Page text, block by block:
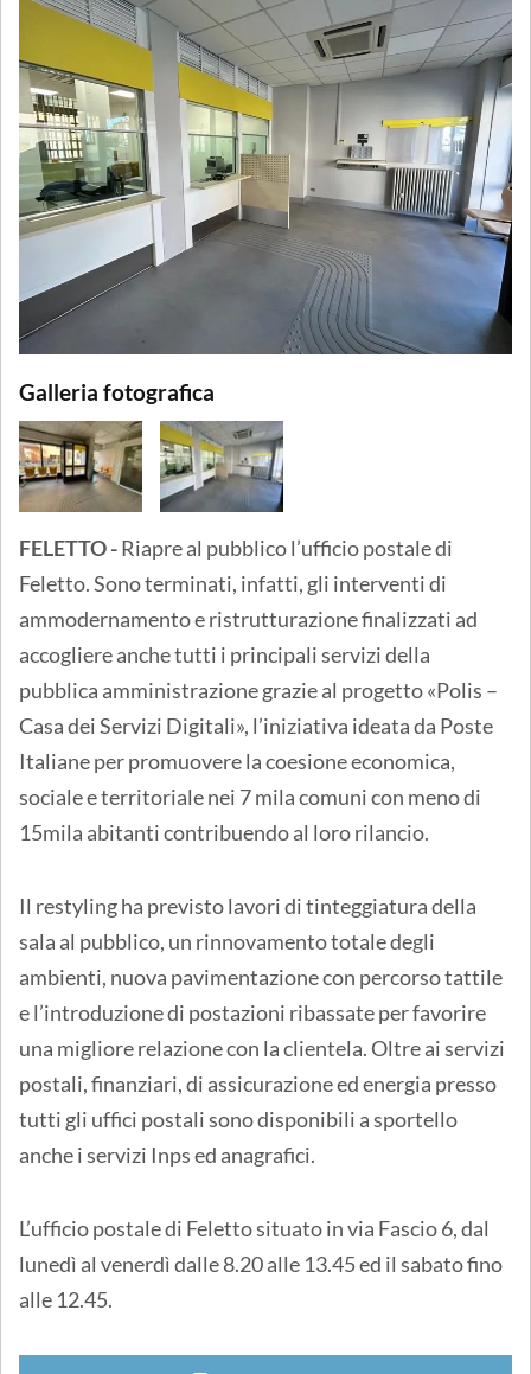
Galleria fotografica
FELETTO -Riapre al pubblico l’ufficio postale di
Feletto. Sono terminati, infatti, gli interventi di
ammodernamento e ristrutturazione finalizzati ad
accogliere anche tutti i principali servizi della
pubblica amministrazione grazie al progetto «Polis –
Casa dei Servizi Digitali», l’iniziativa ideata da Poste
Italiane per promuovere la coesione economica,
sociale e territoriale nei 7 mila comuni con meno di
15mila abitanti contribuendo al loro rilancio.
Il restyling ha previsto lavori di tinteggiatura della
sala al pubblico, un rinnovamento totale degli
ambienti, nuova pavimentazione con percorso tattile
e l’introduzione di postazioni ribassate per favorire
una migliore relazione con la clientela. Oltre ai servizi
postali, finanziari, di assicurazione ed energia presso
tutti gli uffici postali sono disponibili a sportello
anche i servizi Inps ed anagrafici.
L’ufficio postale di Feletto situato in via Fascio 6, dal
lunedì al venerdì dalle 8.20 alle 13.45 ed il sabato fino
alle 12.45.